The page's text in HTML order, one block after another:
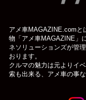
アメ車MAGAZINE.comと
物「アメ車MAGAZINE」
ネソリューションズが管
おります。
クルマの魅力は元よりイ
索も出来る、アメ車の事